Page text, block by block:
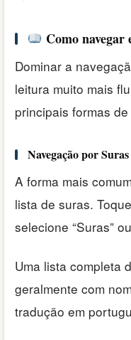
Como
Dominar a
leitura muito mais
principais formas
Navegação por
A forma mais
lista de suras.
selecione “Suras”
Uma lista completa
geralmente com
tradução em